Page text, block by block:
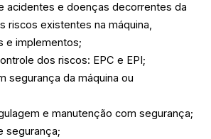
acidentes e doenças decorrentes da
riscos existentes na máquina,
e implementos;
dos riscos: EPC e EPI;
segurança da máquina ou
e manutenção com segurança;
segurança;